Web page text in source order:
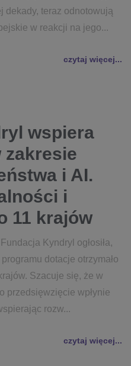
dekady, teraz odnotowują
w reakcji na jego...
czytaj więcej...
wspiera
zakresie
i AI.
i
11 krajów
Kyndryl ogłosiła,
dotacje otrzymało
Szacuje się, że w
przedsięwzięcie wpłynie
rozw...
czytaj więcej...